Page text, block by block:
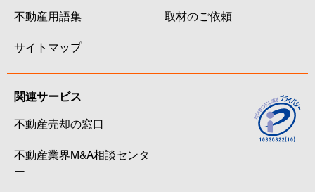
不動産用語集
サイトマップ
取材のご依頼
関連サービス
不動産売却の窓口
不動産業界M&A相談センタ
ー